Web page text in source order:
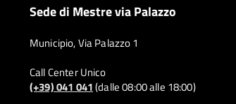
Sede di Mestre via Palazzo
Municipio, Via Palazzo 1
Call Center Unico
(+39) 041 041(dalle 08:00 alle 18:00)